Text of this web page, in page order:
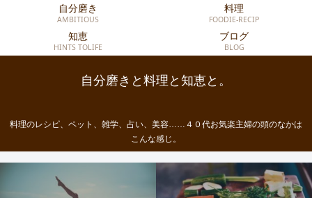
自分磨きと料理と知恵と。
料理のレシピ、ペット、雑学、占い、美容……４０代お気楽主婦の頭のなかは
こんな感じ。
自分磨き
AMBITIOUS
料理
FOODIE-RECIP
知恵
HINTS TOLIFE
ブログ
BLOG